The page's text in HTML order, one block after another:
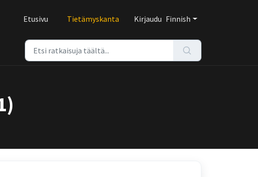
Etusivu
Tietämyskanta Kirjaudu Finnish